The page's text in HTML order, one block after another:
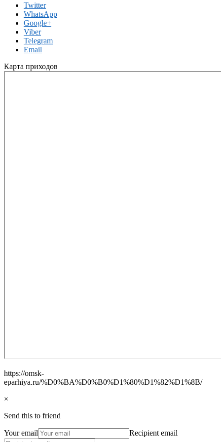
Twitter
WhatsApp
Google+
Viber
Telegram
Email
Карта приходов
https://omsk-
eparhiya.ru/%D0%BA%D0%B0%D1%80%D1%82%D1%8B/
×
Send this to friend
Your email Recipient email